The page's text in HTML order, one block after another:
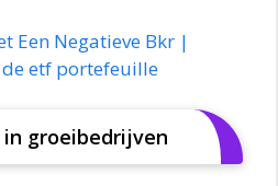
Een Negatieve Bkr |
etf portefeuille
groeibedrijven